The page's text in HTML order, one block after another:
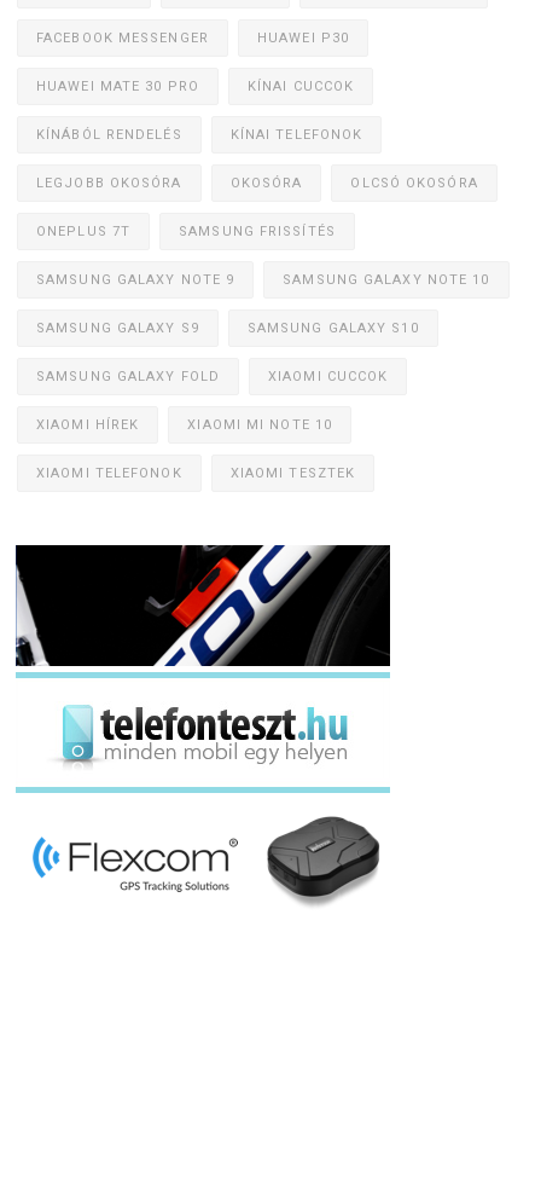
FACEBOOK MESSENGER HUAWEI P30
HUAWEI MATE 30 PRO KÍNAI CUCCOK
KÍNÁBÓL RENDELÉS KÍNAI TELEFONOK
LEGJOBB OKOSÓRA OKOSÓRA OLCSÓ OKOSÓRA
ONEPLUS 7T SAMSUNG FRISSÍTÉS
SAMSUNG GALAXY NOTE 9 SAMSUNG GALAXY NOTE 10
SAMSUNG GALAXY S9 SAMSUNG GALAXY S10
SAMSUNG GALAXY FOLD XIAOMI CUCCOK
XIAOMI HÍREK XIAOMI MI NOTE 10
XIAOMI TELEFONOK XIAOMI TESZTEK